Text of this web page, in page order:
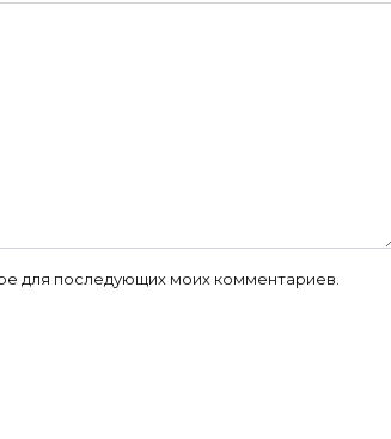
для последующих моих комментариев.